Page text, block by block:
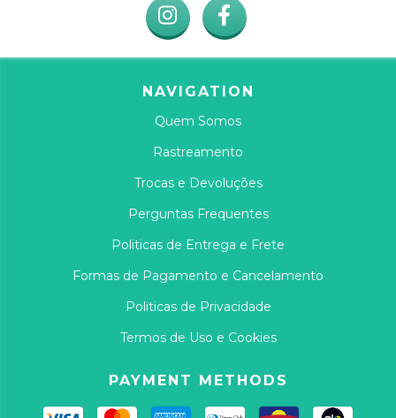
NAVIGATION
Quem Somos
Rastreamento
Trocas e Devoluções
Perguntas Frequentes
Politicas de Entrega e Frete
Formas de Pagamento e Cancelamento
Politicas de Privacidade
Termos de Uso e Cookies
PAYMENT METHODS